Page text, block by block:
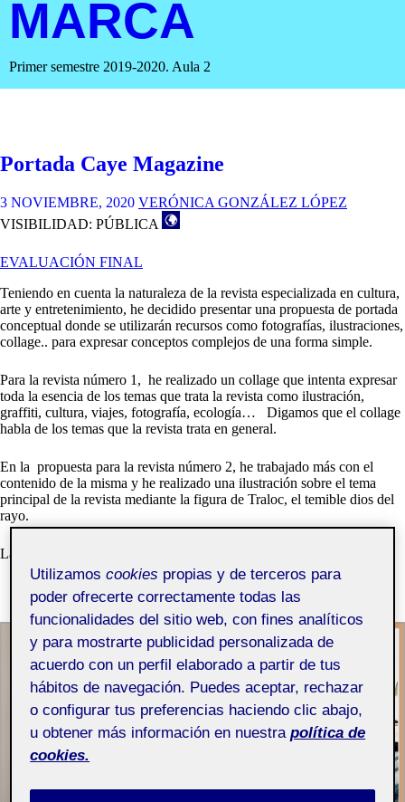
MARCA
Primer semestre 2019-2020. Aula 2
Portada Caye Magazine
3 NOVIEMBRE, 2020 VERÓNICA GONZÁLEZ LÓPEZ
VISIBILIDAD: PÚBLICA
EVALUACIÓN FINAL
Teniendo en cuenta la naturaleza de la revista especializada en cultura,
arte y entretenimiento, he decidido presentar una propuesta de portada
conceptual donde se utilizarán recursos como fotografías, ilustraciones,
collage.. para expresar conceptos complejos de una forma simple.
Para la revista número 1, he realizado un collage que intenta expresar
toda la esencia de los temas que trata la revista como ilustración,
graffiti, cultura, viajes, fotografía, ecología… Digamos que el collage
habla de los temas que la revista trata en general.
En la propuesta para la revista número 2, he trabajado más con el
contenido de la misma y he realizado una ilustración sobre el tema
principal de la revista mediante la figura de Traloc, el temible dios del
rayo.
La contraportada de las revistas están destinadas a la publicidad.
Utilizamoscookies propias y de terceros para
poder ofrecerte correctamente todas las
funcionalidades del sitio web, con fines analíticos
y para mostrarte publicidad personalizada de
acuerdo con un perfil elaborado a partir de tus
hábitos de navegación. Puedes aceptar, rechazar
o configurar tus preferencias haciendo clic abajo,
u obtener más información en nuestra política de
cookies.